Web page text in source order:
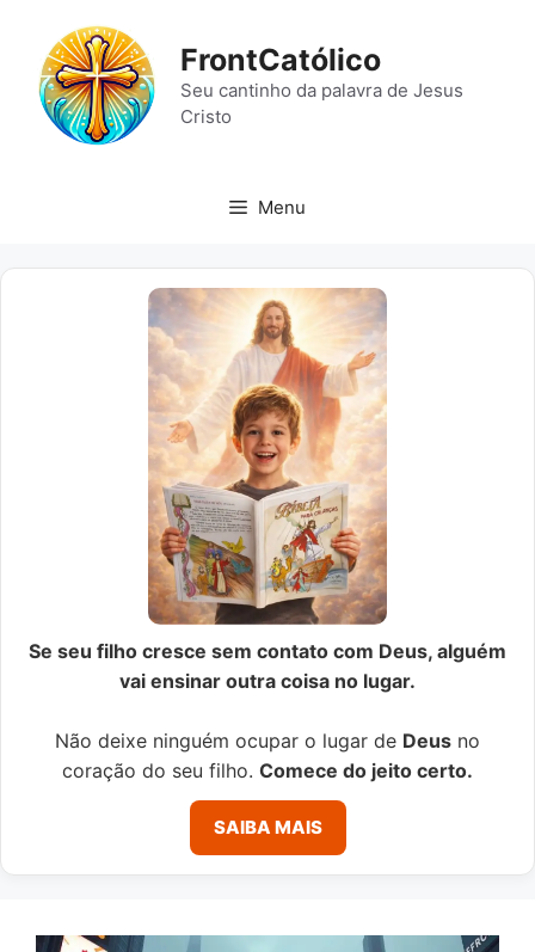
conteúdo
FrontCatólico
Seu cantinho da palavra de Jesus
Cristo
Menu
Se seu filho cresce sem contato com Deus, alguém
vai ensinar outra coisa no lugar.
Não deixe ninguém ocupar o lugar de Deus no
coração do seu filho. Comece do jeito certo.
SAIBA MAIS